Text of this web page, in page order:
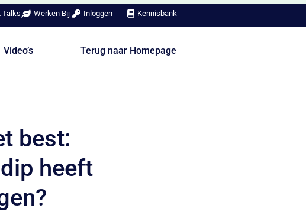
Talks Werken Bij Inloggen Kennisbank
Video’s Terug naar Homepage
best:
heeft